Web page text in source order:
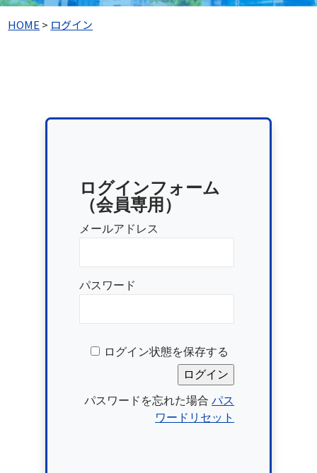
HOME > ログイン
ログインフォーム
（会員専用）
メールアドレス
パスワード
ログイン状態を保存する
パスワードを忘れた場合パス
ワードリセット